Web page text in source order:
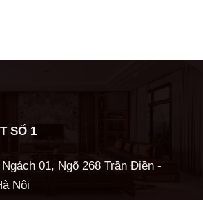
SỐ 1
01, Ngõ 268 Trần Điền -
Nội